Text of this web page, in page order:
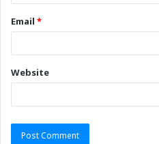
Email *
Website